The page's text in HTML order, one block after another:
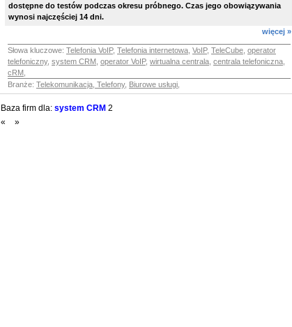
dostępne do testów podczas okresu próbnego. Czas jego obowiązywania
wynosi najczęściej 14 dni.
więcej »
Słowa kluczowe: Telefonia VoIP, Telefonia internetowa VoIP, TeleCube operator
telefoniczny, system CRM operator VoIP, wirtualna centrala centrala telefoniczna
cRM
Branże: Telekomunikacja, Telefony, Biurowe usługi
Baza firm dla: system CRM 2
«
»